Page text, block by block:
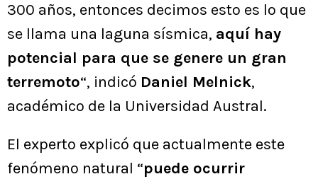
300 años, entonces decimos esto es lo que
se llama una laguna sísmica, aquí hay
potencial para que se genere un gran
terremoto“, indicó Daniel Melnick,
académico de la Universidad Austral.
El experto explicó que actualmente este
fenómeno natural “puede ocurrir